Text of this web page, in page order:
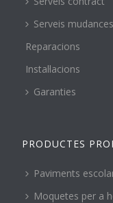
Serveis
Reparacions
Instal·lacions
Garanties
PRODUCTES
Paviments
Moquetes per a